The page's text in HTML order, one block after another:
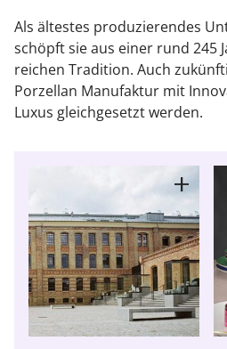
Als ältestes produzierendes
schöpft sie aus einer rund 245
reichen Tradition. Auch
Porzellan Manufaktur mit
Luxus gleichgesetzt werden.